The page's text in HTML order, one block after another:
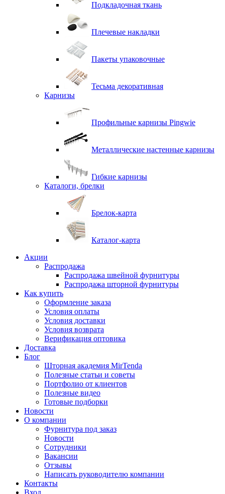
Подкладочная ткань
Плечевые накладки
Пакеты упаковочные
Тесьма декоративная
Карнизы
Профильные карнизы Pingwie
Металлические настенные карнизы
Гибкие карнизы
Каталоги, брелки
Брелок-карта
Каталог-карта
Акции
Распродажа
Распродажа швейной фурнитуры
Распродажа шторной фурнитуры
Как купить
Оформление заказа
Условия оплаты
Условия доставки
Условия возврата
Верификация оптовика
Доставка
Блог
Шторная академия MirTenda
Полезные статьи и советы
Портфолио от клиентов
Полезные видео
Готовые подборки
Новости
О компании
Фурнитура под заказ
Новости
Сотрудники
Вакансии
Отзывы
Написать руководителю компании
Контакты
Вход